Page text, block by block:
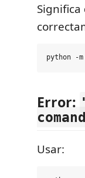
Error:
Usar: